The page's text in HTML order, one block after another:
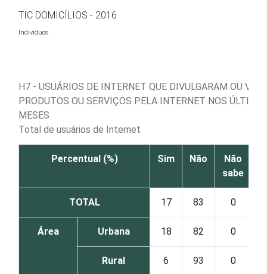
Ir para o conteúdo
TIC DOMICÍLIOS - 2016
Indivíduos
H7 - USUÁRIOS DE INTERNET QUE DIVULGARAM OU
PRODUTOS OU SERVIÇOS PELA INTERNET NOS
MESES
Total de usuários de Internet
Percentual (%) Sim Não
Não
sabe
TOTAL 17 83 0
Área Urbana 18 82 0
Rural 6 93 0